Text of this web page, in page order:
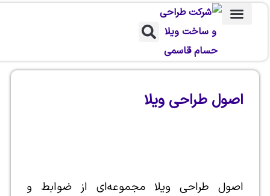
اصول طراحی ویلا
اصول طراحی ویلا مجموعه‌ای از ضوابط و